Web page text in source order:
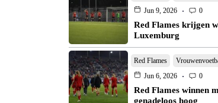
Jun 9, 2026
0
Red Flames krijgen
Luxemburg
Red Flames
Jun 6, 2026
0
Red Flames winnen
genadeloos hoog